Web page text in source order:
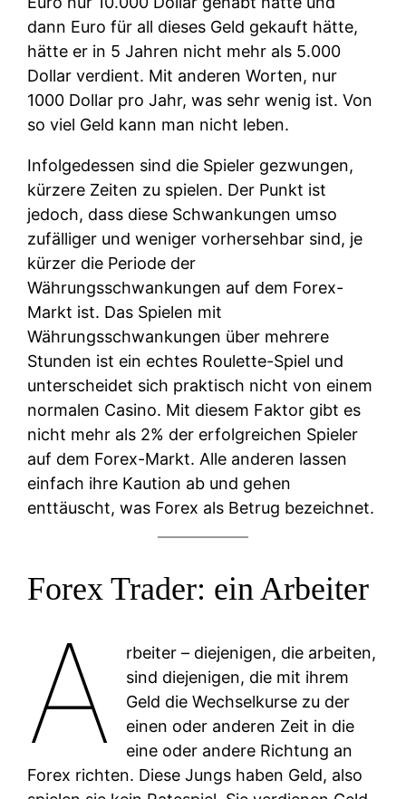
dann Euro für all dieses Geld gekauft hätte,
hätte er in 5 Jahren nicht mehr als 5.000
Dollar verdient. Mit anderen Worten, nur
1000 Dollar pro Jahr, was sehr wenig ist. Von
so viel Geld kann man nicht leben.
Infolgedessen sind die Spieler gezwungen,
kürzere Zeiten zu spielen. Der Punkt ist
jedoch, dass diese Schwankungen umso
zufälliger und weniger vorhersehbar sind, je
kürzer die Periode der
Währungsschwankungen auf dem Forex-
Markt ist. Das Spielen mit
Währungsschwankungen über mehrere
Stunden ist ein echtes Roulette-Spiel und
unterscheidet sich praktisch nicht von einem
normalen Casino. Mit diesem Faktor gibt es
nicht mehr als 2% der erfolgreichen Spieler
auf dem Forex-Markt. Alle anderen lassen
einfach ihre Kaution ab und gehen
enttäuscht, was Forex als Betrug bezeichnet.
Forex Trader: ein Arbeiter
A
rbeiter – diejenigen, die arbeiten,
sind diejenigen, die mit ihrem
Geld die Wechselkurse zu der
einen oder anderen Zeit in die
eine oder andere Richtung an
Forex richten. Diese Jungs haben Geld, also